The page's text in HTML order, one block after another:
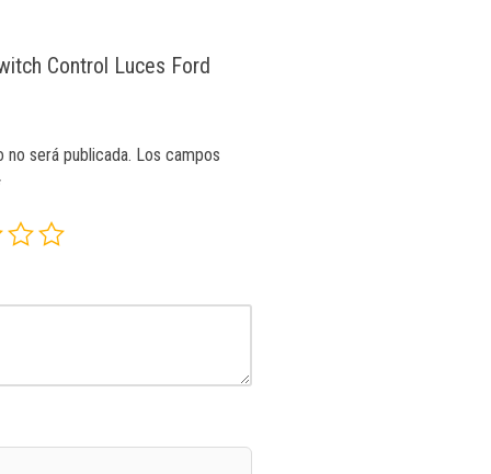
Control Luces Ford
será publicada. Los campos